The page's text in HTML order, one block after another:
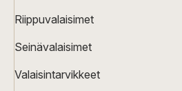
Riippuvalaisimet
Seinävalaisimet
Valaisintarvikkeet